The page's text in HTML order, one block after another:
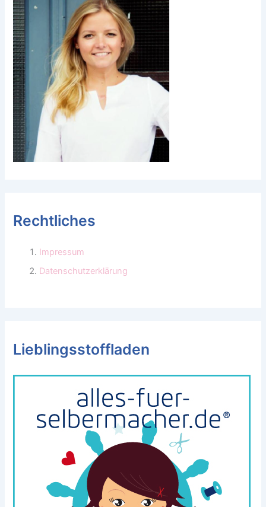
Rechtliches
Impressum
Datenschutzerklärung
Lieblingsstoffladen